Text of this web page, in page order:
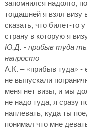
запомнился надолго,
тогдашней я взял
сказать, что билет-
страну в которую я
Ю.Д. - прибыв туда ты
напросто
А.К. – «прибыв туда» -
не выпускали
меня нет визы, и мы
не надо туда, я сразу
наплевать, куда ты
понимал что мне